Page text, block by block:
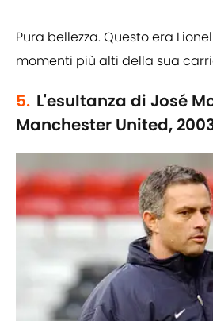
Pura bellezza. Questo era
momenti più alti della sua
5. L'esultanza di José
Manchester United,